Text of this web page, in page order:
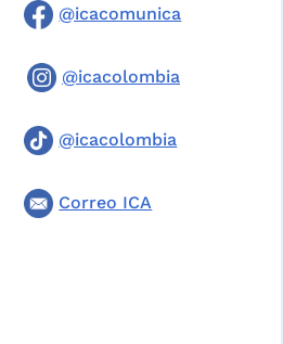
@icacomunica
@icacolombia
@icacolombia
Correo ICA